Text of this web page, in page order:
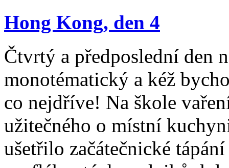
Hong Kong, den 4
Čtvrtý a předposlední den
monotématický a kéž
co nejdříve! Na škole
užitečného o místní
ušetřilo začátečnické